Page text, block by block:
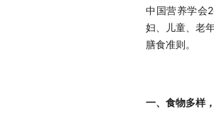
中国营养学会
妇、儿童、老
膳食准则。
一、食物多样